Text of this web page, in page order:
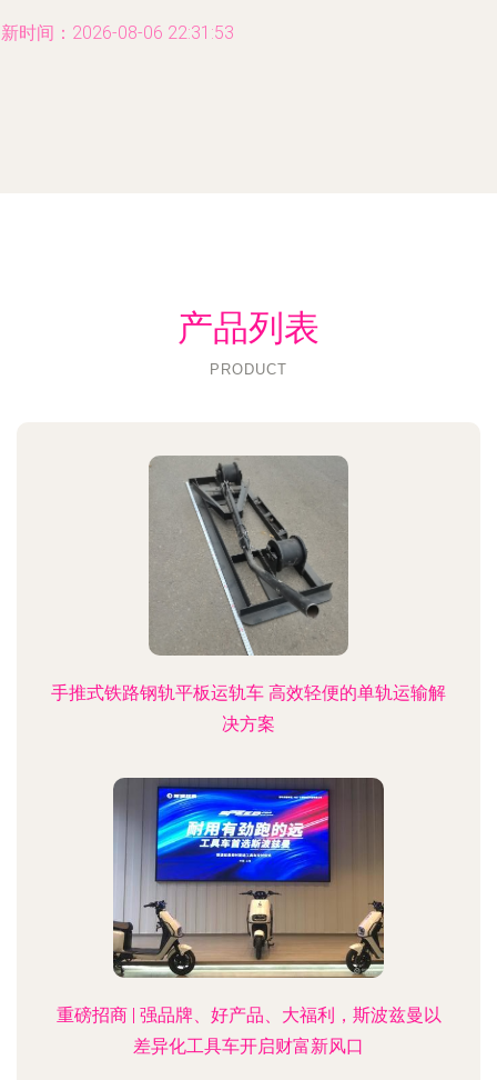
时间：2026-08-06 22:31:53
产品列表
PRODUCT
手推式铁路钢轨平板运轨车 高效轻便的单轨运输解
决方案
重磅招商 | 强品牌、好产品、大福利，斯波兹曼以
差异化工具车开启财富新风口